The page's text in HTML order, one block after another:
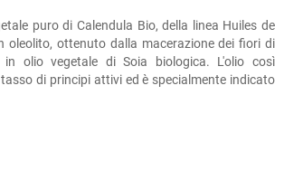
puro di Calendula Bio, della linea Huiles de
oleolito, ottenuto dalla macerazione dei fiori di
in olio vegetale di Soia biologica. L'olio così
di principi attivi ed è specialmente indicato